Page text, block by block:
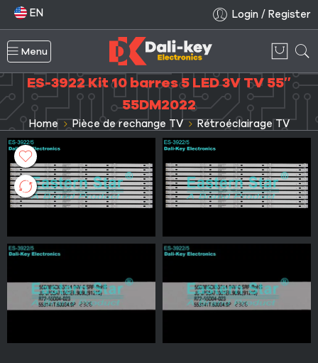
EN Login / Register
Menu
ES-3922 Kit 10 barres 5 LED 3V TV 55″
55DM2022
Home Pièce de rechange TV Rétroéclairage TV